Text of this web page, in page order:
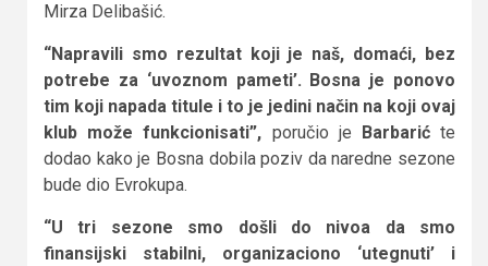
Mirza Delibašić.
“Napravili smo rezultat koji je naš, domaći, bez
potrebe za ‘uvoznom pameti’. Bosna je ponovo
tim koji napada titule i to je jedini način na koji ovaj
klub može funkcionisati”, poručio je Barbarićte
dodao kako je Bosna dobila poziv da naredne sezone
bude dio Evrokupa.
“U tri sezone smo došli do nivoa da smo
finansijski stabilni, organizaciono ‘utegnuti’ i